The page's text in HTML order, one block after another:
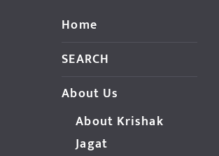
Home
SEARCH
About Us
About Krishak
Jagat